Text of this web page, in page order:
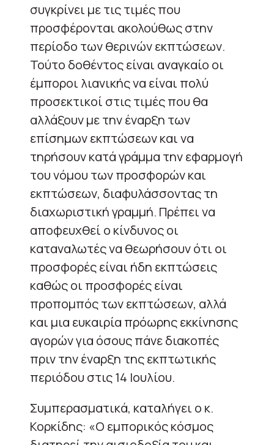
συγκρίνει με τις τιμές που
προσφέρονται ακολούθως στην
περίοδο των θερινών εκπτώσεων.
Τούτο δοθέντος είναι αναγκαίο οι
έμποροι λιανικής να είναι πολύ
προσεκτικοί στις τιμές που θα
αλλάξουν με την έναρξη των
επίσημων εκπτώσεων και να
τηρήσουν κατά γράμμα την εφαρμογή
του νόμου των προσφορών και
εκπτώσεων, διαφυλάσσοντας τη
διαχωριστική γραμμή. Πρέπει να
αποφευχθεί ο κίνδυνος οι
καταναλωτές να θεωρήσουν ότι οι
προσφορές είναι ήδη εκπτώσεις
καθώς οι προσφορές είναι
προπομπός των εκπτώσεων, αλλά
και μια ευκαιρία πρόωρης εκκίνησης
αγορών για όσους πάνε διακοπές
πριν την έναρξη της εκπτωτικής
περιόδου στις 14 Ιουλίου.
Συμπερασματικά, καταλήγει ο κ.
Κορκίδης: «Ο εμπορικός κόσμος